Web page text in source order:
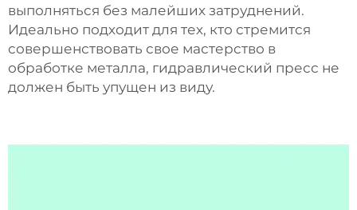
выполняться без малейших затруднений.
Идеально подходит для тех, кто стремится
совершенствовать свое мастерство в
обработке металла, гидравлический пресс не
должен быть упущен из виду.